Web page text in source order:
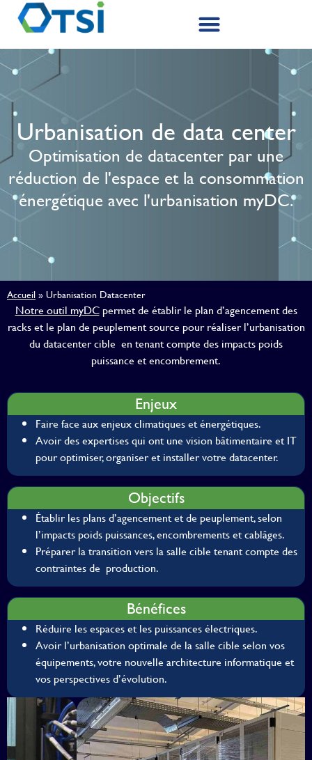
Urbanisation de data center​
Optimisation de datacenter par une
réduction de l'espace et la consommation
énergétique avec l'urbanisation myDC.
Accueil»Urbanisation Datacenter
Notre outil myDCpermet de établir le plan d’agencement des
racks et le plan de peuplement source pour réaliser l’urbanisation
du datacenter cible en tenant compte des impacts poids
puissance et encombrement.
Enjeux
Faire face aux enjeux climatiques et énergétiques.
Avoir des expertises qui ont une vision bâtimentaire et IT
pour optimiser, organiser et installer votre datacenter.
Objectifs
Établir les plans d’agencement et de peuplement, selon
l’impacts poids puissances, encombrements et cablâges.
Préparer la transition vers la salle cible tenant compte des
contraintes de production.
Bénéfices
Réduire les espaces et les puissances électriques.
Avoir l’urbanisation optimale de la salle cible selon vos
équipements, votre nouvelle architecture informatique et
vos perspectives d’évolution.